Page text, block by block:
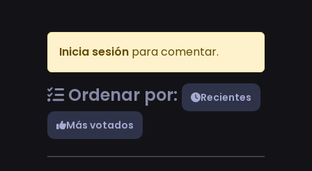
Inicia sesión para comentar.
Ordenar por:
Recientes
Más votados